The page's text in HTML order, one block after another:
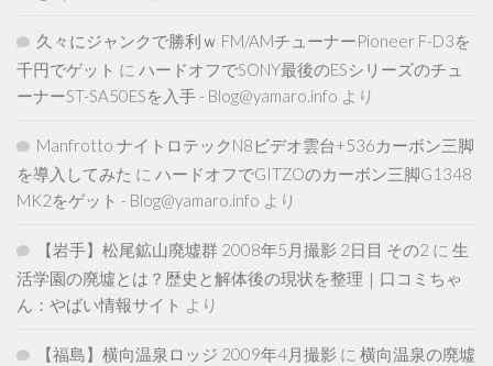
久々にジャンクで勝利ｗ FM/AMチューナーPioneer F-D3を
千円でゲット に ハードオフでSONY最後のESシリーズのチュ
ーナーST-SA50ESを入手 - Blog@yamaro.info より
Manfrotto ナイトロテックN8ビデオ雲台+536カーボン三脚
を導入してみた に ハードオフでGITZOのカーボン三脚G1348
MK2をゲット - Blog@yamaro.info より
【岩手】松尾鉱山廃墟群 2008年5月撮影 2日目 その2 に 生
活学園の廃墟とは？歴史と解体後の現状を整理｜口コミちゃ
ん：やばい情報サイト より
【福島】横向温泉ロッジ 2009年4月撮影 に 横向温泉の廃墟